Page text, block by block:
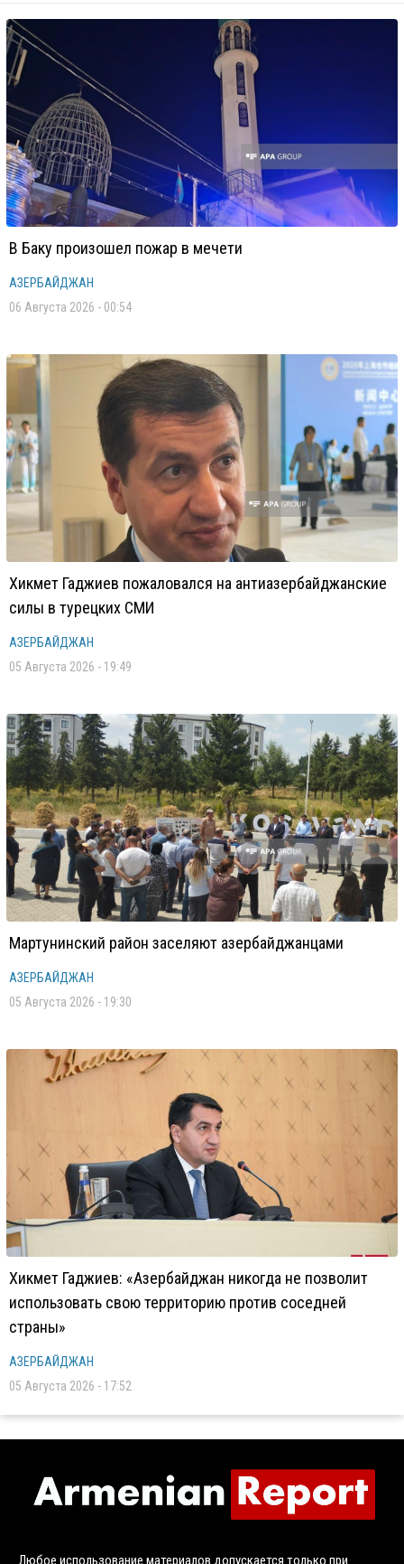
В Баку произошел пожар в мечети
АЗЕРБАЙДЖАН
06 Августа 2026 - 00:54
Хикмет Гаджиев пожаловался на антиазербайджанские
силы в турецких СМИ
АЗЕРБАЙДЖАН
05 Августа 2026 - 19:49
Мартунинский район заселяют азербайджанцами
АЗЕРБАЙДЖАН
05 Августа 2026 - 19:30
Хикмет Гаджиев: «Азербайджан никогда не позволит
использовать свою территорию против соседней
страны»
АЗЕРБАЙДЖАН
05 Августа 2026 - 17:52
Любое использование материалов допускается только при